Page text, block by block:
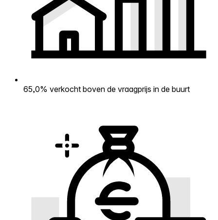
65,0% verkocht boven de vraagprijs in de buurt